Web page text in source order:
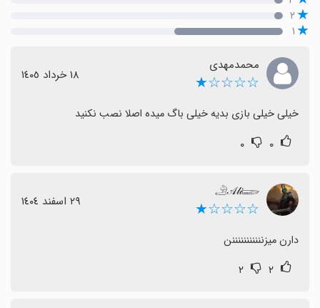
۲
۱
محمدمهدی
☆☆☆☆★ ١٨ خرداد ١٤٠٥
خیلی خیلی بازی بدیه خیلی باگ میده اصلا نصب نکنید
۰ ۰
𓄂𝒜𝓁𝒾𓆃
☆☆☆☆★ ٢٩ اسفند ١٤٠٤
دارن میزنننننننننننن
۲ ۲